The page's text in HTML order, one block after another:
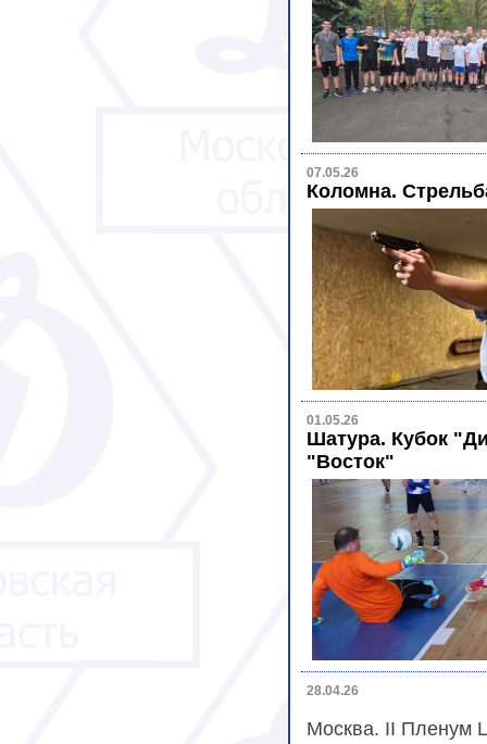
07.05.26
Коломна.
01.05.26
Шатура. Кубок
"Восток"
28.04.26
Москва. II Пленум